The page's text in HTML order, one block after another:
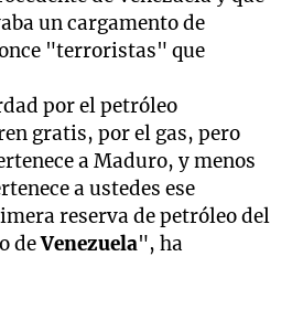
un cargamento de
"terroristas" que
por el petróleo
gratis, por el gas, pero
a Maduro, y menos
a ustedes ese
reserva de petróleo del
deVenezuela", ha